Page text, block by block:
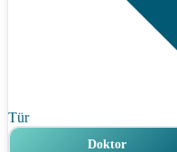
Tür
Doktor